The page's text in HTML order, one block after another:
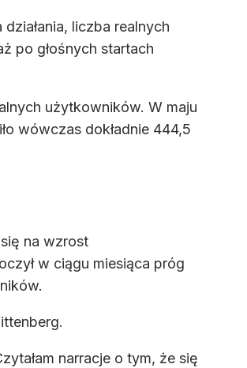
liczba realnych
po głośnych startach
użytkowników. W maju
wówczas dokładnie 444,5
na wzrost
w ciągu miesiąca próg
narracje o tym, że się